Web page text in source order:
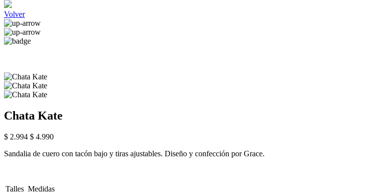
Volver
Chata Kate
$ 2.994 $ 4.990
Sandalia de cuero con tacón bajo y tiras ajustables. Diseño y confección por Grace.
Talles Medidas